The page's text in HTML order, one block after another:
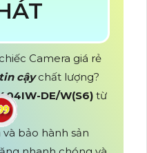
Camera giá rẻ
cậychất lượng?
DE/W(S6) từ
bảo hành sản